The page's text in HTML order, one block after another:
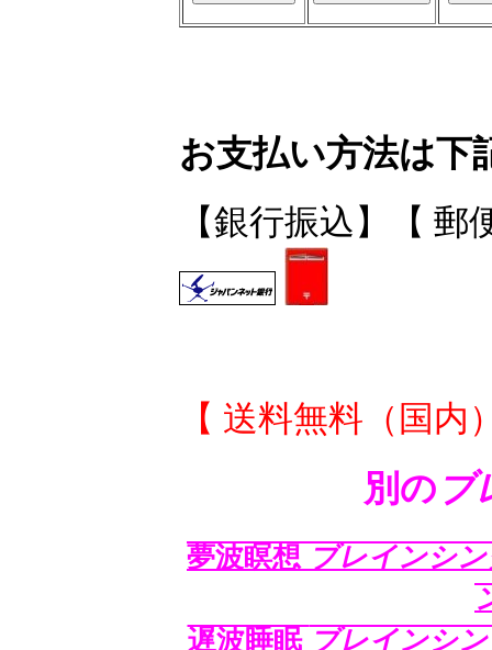
お支払い方法は下
【銀行振込】【 郵
【 送料無料（国内
別の ブ
夢波瞑想 ブレインシ
遅波睡眠 ブレインシ